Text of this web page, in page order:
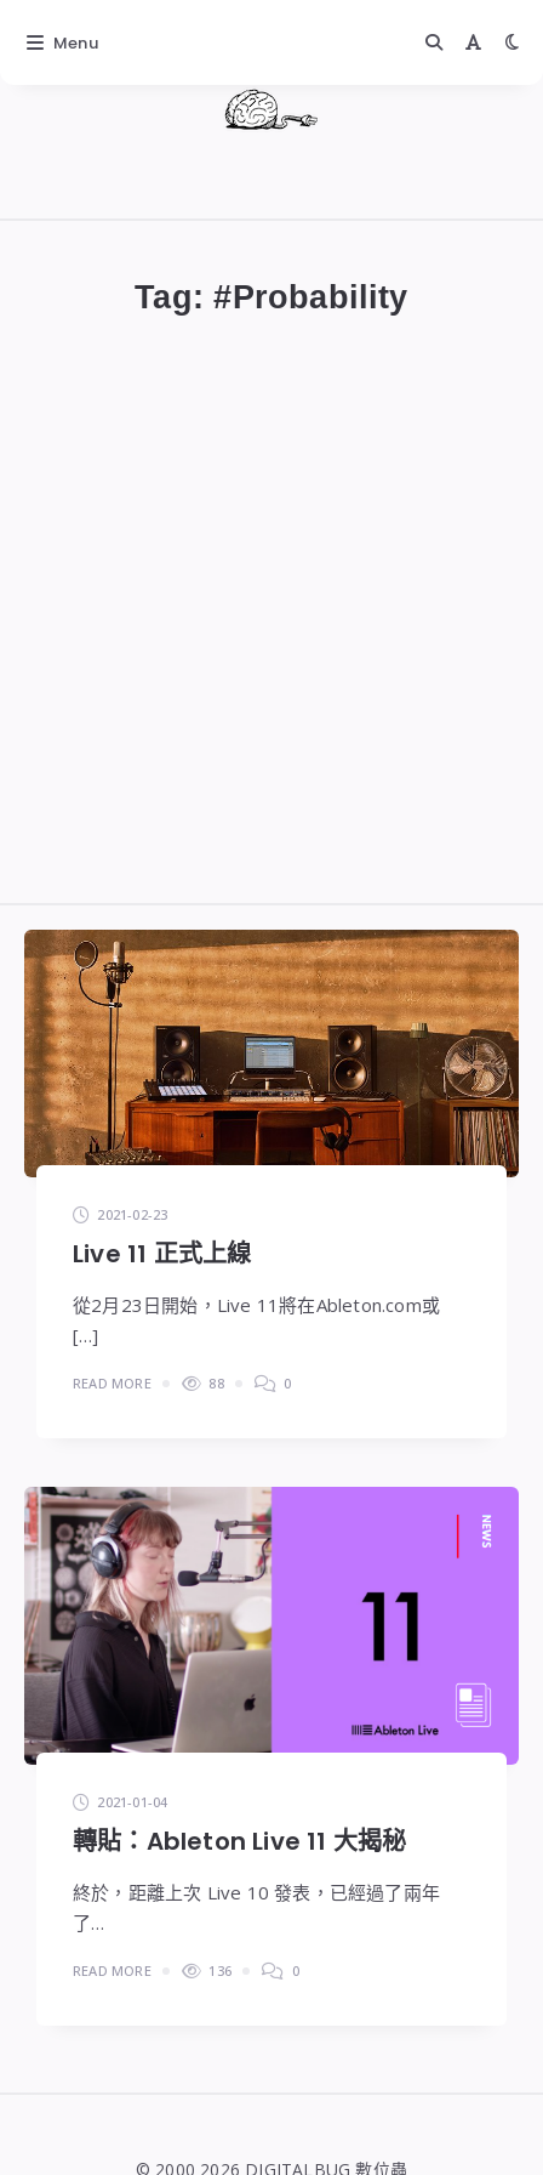
Tag: #Probability
2021-02-23
Live 11 正式上線
從2月23日開始，Live 11將在Ableton.com或
[…]
READ MORE 88 0
2021-01-04
轉貼：Ableton Live 11 大揭秘
終於，距離上次 Live 10 發表，已經過了兩年
了…
READ MORE 136 0
© 2000 2026 DIGITALBUG 數位蟲
Menu